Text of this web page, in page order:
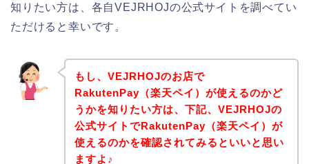
知りたい方は、各自VEJRHOJの公式サイトを調べてい
ただけると幸いです。
もし、VEJRHOJのお店で
RakutenPay（楽天ペイ）が使えるのかど
うかを知りたい方は、下記、VEJRHOJの
公式サイトでRakutenPay（楽天ペイ）が
使えるのかを確認されてみるといいと思い
ますよ♪